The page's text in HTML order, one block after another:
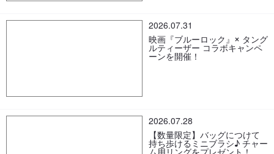
2026.07.31
映画『ブルーロック』× タング
ルティーザー コラボキャンペ
ーンを開催！
2026.07.28
【数量限定】バッグにつけて
持ち歩けるミニブラシ♪ チャー